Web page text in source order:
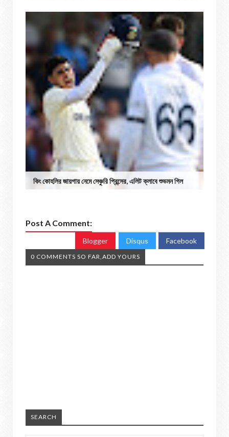
কিং কোহলির জায়গায় নেমে সেঞ্চুরি প্রিন্সের, এলিট ক্লাবে শুভমন গিল
Post A Comment:
Blogger Disqus Facebook
0 COMMENTS SO FAR,ADD YOURS
SEARCH